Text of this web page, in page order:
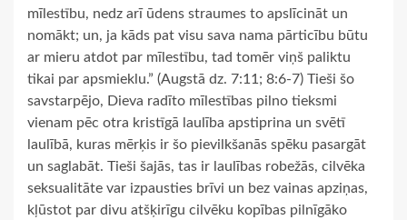
mīlestību, nedz arī ūdens straumes to apslīcināt un
nomākt; un, ja kāds pat visu sava nama pārticību būtu
ar mieru atdot par mīlestību, tad tomēr viņš paliktu
tikai par apsmieklu.” (Augstā dz. 7:11; 8:6-7) Tieši šo
savstarpējo, Dieva radīto mīlestības pilno tieksmi
vienam pēc otra kristīgā laulība apstiprina un svētī
laulībā, kuras mērķis ir šo pievilkšanās spēku pasargāt
un saglabāt. Tieši šajās, tas ir laulības robežās, cilvēka
seksualitāte var izpausties brīvi un bez vainas apziņas,
kļūstot par divu atšķirīgu cilvēku kopības pilnīgāko